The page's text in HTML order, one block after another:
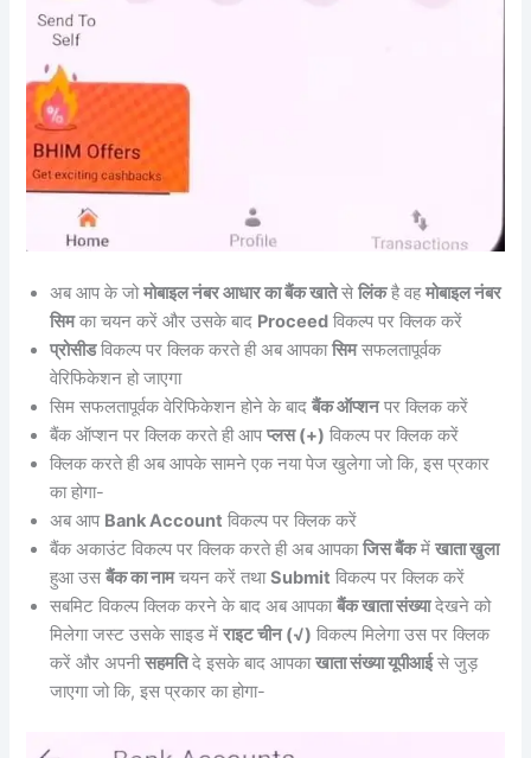
अब आप के जोमोबाइल नंबर आधार का बैंक खातेसेलिंकहै वहमोबाइल नंबर
सिमका चयन करें और उसके बाद Proceed विकल्प पर क्लिक करें
प्रोसीडविकल्प पर क्लिक करते ही अब आपकासिमसफलतापूर्वक
वेरिफिकेशन हो जाएगा
सिम सफलतापूर्वक वेरिफिकेशन होने के बादबैंक ऑप्शनपर क्लिक करें
बैंक ऑप्शन पर क्लिक करते ही आपप्लस (+) विकल्प पर क्लिक करें
क्लिक करते ही अब आपके सामने एक नया पेज खुलेगा जो कि, इस प्रकार
का होगा-
अब आप Bank Account विकल्प पर क्लिक करें
बैंक अकाउंट विकल्प पर क्लिक करते ही अब आपकाजिस बैंकमेंखाता खुला
हुआ उसबैंक का नामचयन करें तथाSubmit विकल्प पर क्लिक करें
सबमिट विकल्प क्लिक करने के बाद अब आपकाबैंक खाता संख्यादेखने को
मिलेगा जस्ट उसके साइड मेंराइट चीन (√) विकल्प मिलेगा उस पर क्लिक
करें और अपनीसहमतिदे इसके बाद आपकाखाता संख्या यूपीआईसे जुड़
जाएगा जो कि, इस प्रकार का होगा-